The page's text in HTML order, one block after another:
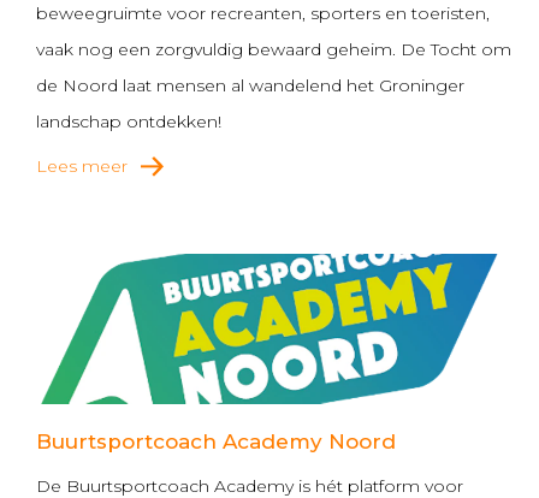
beweegruimte voor recreanten, sporters en toeristen,
vaak nog een zorgvuldig bewaard geheim. De Tocht om
de Noord laat mensen al wandelend het Groninger
landschap ontdekken!
Lees meer
Buurtsportcoach Academy Noord
De Buurtsportcoach Academy is hét platform voor